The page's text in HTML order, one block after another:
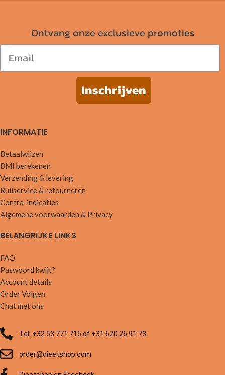
Ontvang onze exclusieve promoties
Email
Inschrijven
INFORMATIE
Betaalwijzen
BMI berekenen
Verzending & levering
Ruilservice & retourneren
Contra-indicaties
Algemene voorwaarden & Privacy
BELANGRIJKE LINKS
FAQ
Paswoord kwijt?
Account details
Order Volgen
Chat met ons
Tel: +32 53 771 715 of +31 620 26 91 73
order@dieetshop.com